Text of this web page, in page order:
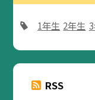
1年生 2年生
RSS